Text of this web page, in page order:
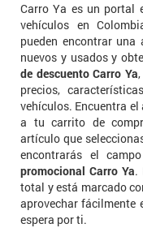
Carro Ya es un portal
vehículos en
pueden encontrar
nuevos y usados y
de descuento Carro Ya
precios,
vehículos. Encuentra
a tu carrito de
artículo que
encontrarás el
promocional Carro Ya.
total y está marcado
aprovechar fácilmente
espera por ti.